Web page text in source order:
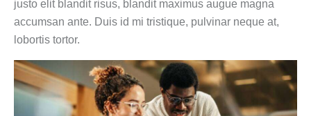
justo elit blandit risus, blandit maximus augue magna
accumsan ante. Duis id mi tristique, pulvinar neque at,
lobortis tortor.